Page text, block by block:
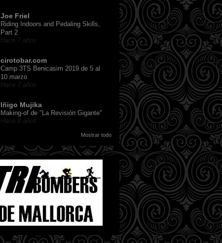
Joe Friel
Riding Indoors and Pedaling Skills,
Part 2
Hace 7 años
cirotobar.com
Camp 3TS Benicasim 2019 de 5 al
10 marzo
Hace 7 años
Iñigo Mujika
Making-of de "La Revisión Gigante"
Hace 8 años
Mostrar todo